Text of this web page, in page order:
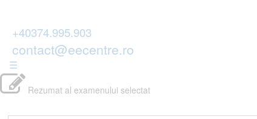
+40374.995.903
contact@eecentre.ro
☰
Rezumat al examenului selectat